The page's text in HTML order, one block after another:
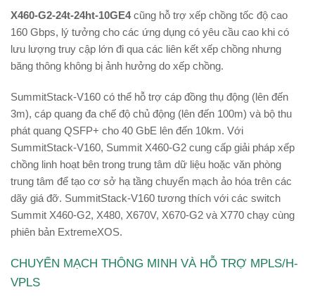
X460-G2-24t-24ht-10GE4cũng hỗ trợ xếp chồng tốc độ cao
160 Gbps, lý tưởng cho các ứng dụng có yêu cầu cao khi có
lưu lượng truy cập lớn đi qua các liên kết xếp chồng nhưng
băng thông không bị ảnh hưởng do xếp chồng.
SummitStack-V160 có thể hỗ trợ cáp đồng thụ động (lên đến
3m), cáp quang đa chế độ chủ động (lên đến 100m) và bộ thu
phát quang QSFP+ cho 40 GbE lên đến 10km. Với
SummitStack-V160, Summit X460-G2 cung cấp giải pháp xếp
chồng linh hoạt bên trong trung tâm dữ liệu hoặc văn phòng
trung tâm để tạo cơ sở hạ tầng chuyển mạch ảo hóa trên các
dãy giá đỡ. SummitStack-V160 tương thích với các switch
Summit X460-G2, X480, X670V, X670-G2 và X770 chạy cùng
phiên bản ExtremeXOS.
CHUYỂN MẠCH THÔNG MINH VÀ HỖ TRỢ MPLS/H-
VPLS